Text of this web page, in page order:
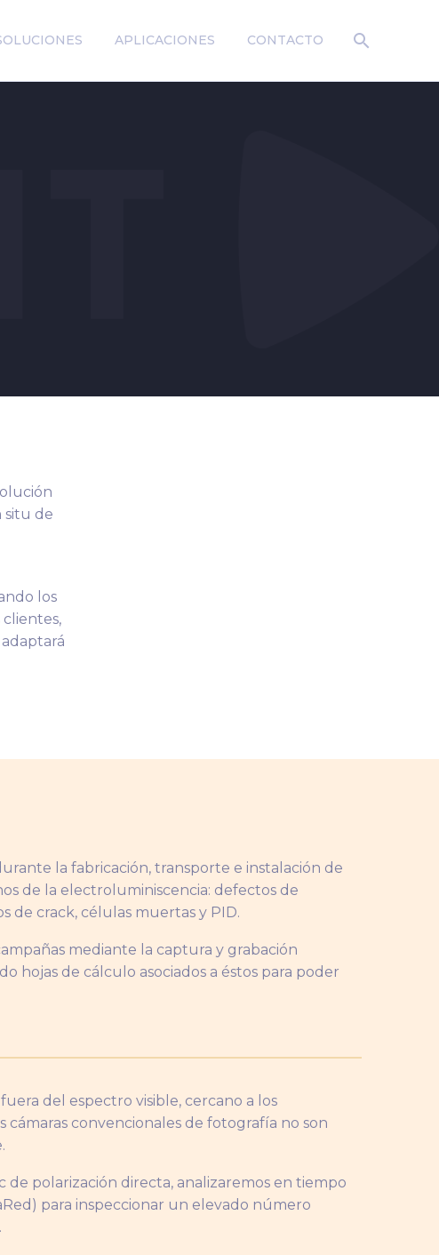
APLICACIONES CONTACTO
situ de
los
clientes,
la fabricación, transporte e instalación de
de la electroluminiscencia: defectos de
de crack, células muertas y PID.
mediante la captura y grabación
hojas de cálculo asociados a éstos para poder
del espectro visible, cercano a los
cámaras convencionales de fotografía no son
polarización directa, analizaremos en tiempo
para inspeccionar un elevado número